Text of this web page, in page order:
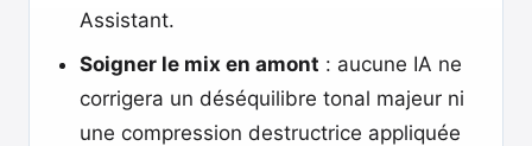
Assistant.
Soigner le mix en amont : aucune IA ne
corrigera un déséquilibre tonal majeur ni
une compression destructrice appliquée